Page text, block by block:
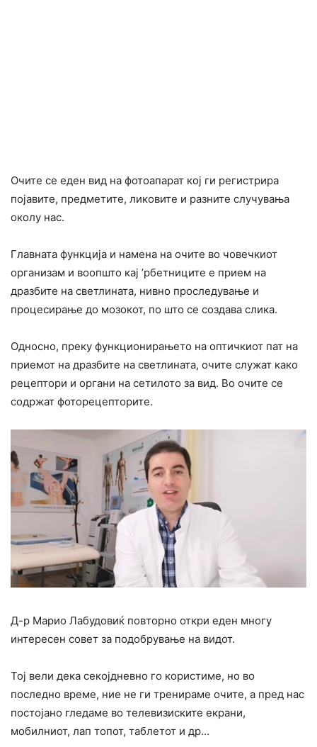
Очите се еден вид на фотоапарат кој ги регистрира
појавите, предметите, ликовите и разните случувања
околу нас.
Главната функција и намена на очите во човечкиот
организам и воопшто кај ’рбетниците е прием на
дpaзбите на светлината, нивно проследување и
процecирање до мозокот, по што се создава слика.
Односно, преку функционирањето на оптичкиот пат на
приемот на дpaзбите на светлината, очите служат како
peцептори и opгани на ceтилото за вид. Во очите се
содржат фоторецепторите.
Д-р Марио Лабудовиќ повторно откри еден многу
интересен совет за подобрување на видот.
Тој вели дека секојдневно го користиме, но во
последно време, ние не ги тренираме очите, а пред нас
постојано гледаме во телевизиските екрани,
мобилниот, лап топот, таблетот и др…